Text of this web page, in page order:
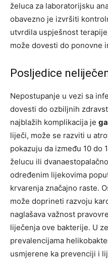
želuca za laboratorijsku
obavezno je izvršiti
utvrdila uspješnost
može dovesti do ponovne
Posljedice
Nepostupanje u vezi sa
dovesti do ozbiljnih
najblažih komplikacija je
liječi, može se razviti u
pokazuju da između 10 do
želucu ili
određenim lijekovima
krvarenja značajno raste.
može doprineti razvoju
naglašava važnost
liječenja ove bakterije. U
prevalencijama
usmjerene ka prevenciji i